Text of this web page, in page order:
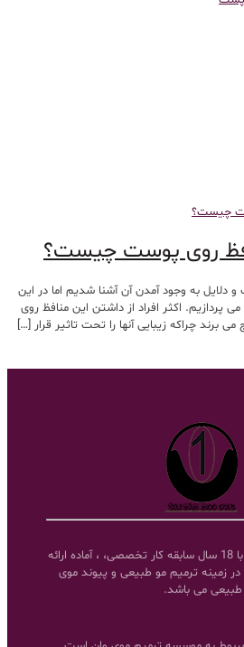
روی پوست چیست؟
به وجود آمدن آن آشنا شدیم اما در این
پردازیم. اکثر افراد از داشتن این منافظ روی
چراکه زیبایی آنها را تحت تاثیر قرار […]
موسسه ترمیم موی وان با 18 سال سابقه کار تخصصی، ، آماده ارائه
در زمینه ترمیم مو طبیعی و پیوند موی
طبیعی می باشد.